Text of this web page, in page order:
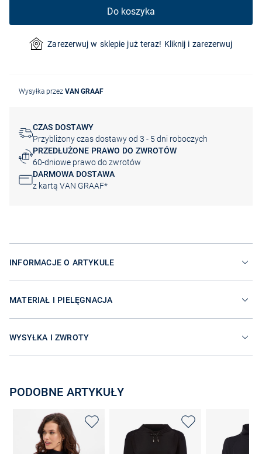
Do koszyka
Zarezerwuj w sklepie już teraz! Kliknij i zarezerwuj
Wysyłka przez VAN GRAAF
CZAS DOSTAWY
Przybliżony czas dostawy od 3 - 5 dni roboczych
PRZEDŁUŻONE PRAWO DO ZWROTÓW
60-dniowe prawo do zwrotów
DARMOWA DOSTAWA
z kartą VAN GRAAF*
INFORMACJE O ARTYKULE
MATERIAŁ I PIELĘGNACJA
WYSYŁKA I ZWROTY
PODOBNE ARTYKUŁY